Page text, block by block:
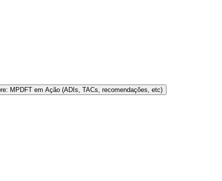
MPDFT em Ação (ADIs, TACs, recomendações, etc)